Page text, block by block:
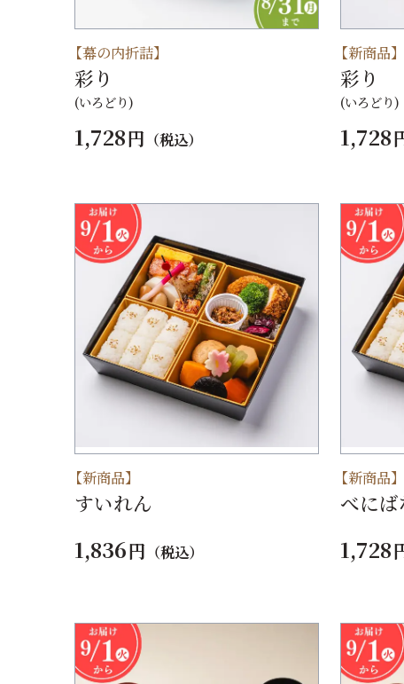
【幕の内折詰】
彩り
(いろどり)
1,728円 （税込）
【新商品】
彩り
(いろどり)
1,728
【新商品】
すいれん
1,836円 （税込）
【新商品】
べにば
1,728